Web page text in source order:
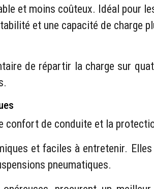
et moins coûteux. Idéal pour
et une capacité de charge
de répartir la charge sur
confort de conduite et la
et faciles à entretenir.
pneumatiques.